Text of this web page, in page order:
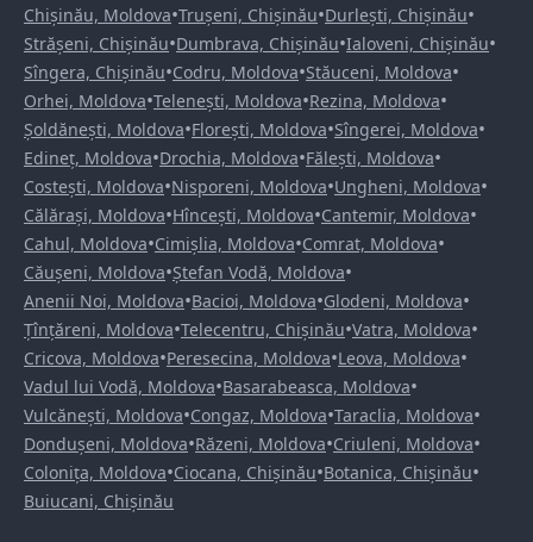
Chișinău, Moldova•Trușeni, Chișinău•Durlești, Chișinău•
Strășeni, Chișinău•Dumbrava, Chișinău•Ialoveni, Chișinău•
Sîngera, Chișinău•Codru, Moldova•Stăuceni, Moldova•
Orhei, Moldova•Telenești, Moldova•Rezina, Moldova•
Șoldănești, Moldova•Florești, Moldova•Sîngerei, Moldova•
Edineț, Moldova•Drochia, Moldova•Fălești, Moldova•
Costești, Moldova•Nisporeni, Moldova•Ungheni, Moldova•
Călărași, Moldova•Hîncești, Moldova•Cantemir, Moldova•
Cahul, Moldova•Cimișlia, Moldova•Comrat, Moldova•
Căușeni, Moldova•Ștefan Vodă, Moldova•
Anenii Noi, Moldova•Bacioi, Moldova•Glodeni, Moldova•
Țînțăreni, Moldova•Telecentru, Chișinău•Vatra, Moldova•
Cricova, Moldova•Peresecina, Moldova•Leova, Moldova•
Vadul lui Vodă, Moldova•Basarabeasca, Moldova•
Vulcănești, Moldova•Congaz, Moldova•Taraclia, Moldova•
Dondușeni, Moldova•Răzeni, Moldova•Criuleni, Moldova•
Colonița, Moldova•Ciocana, Chișinău•Botanica, Chișinău•
Buiucani, Chișinău